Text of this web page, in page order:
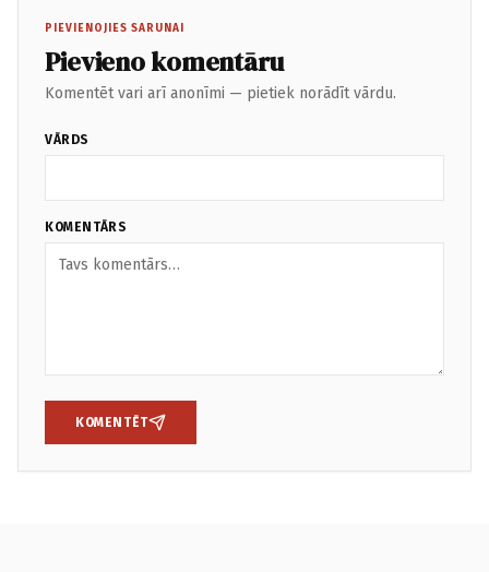
PIEVIENOJIES SARUNAI
Pievieno komentāru
Komentēt vari arī anonīmi — pietiek norādīt vārdu.
VĀRDS
KOMENTĀRS
KOMENTĒT